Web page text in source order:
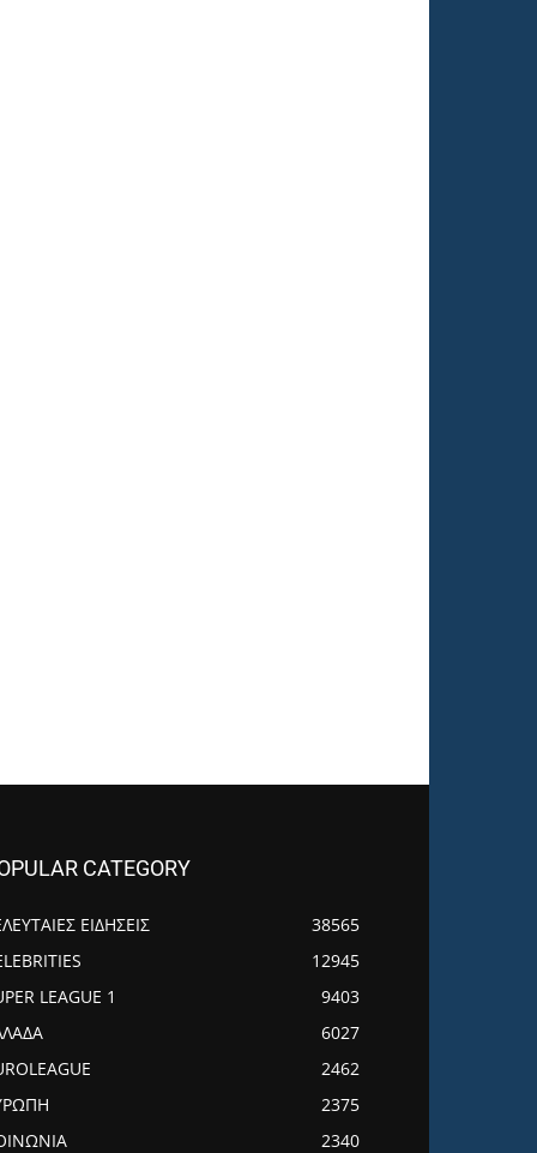
CATEGORY
ΕΙΔΗΣΕΙΣ
38565
12945
LEAGUE 1
9403
6027
2462
2375
2340